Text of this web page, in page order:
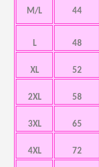
M/L 44
L 48
XL 52
2XL 58
3XL 65
4XL 72